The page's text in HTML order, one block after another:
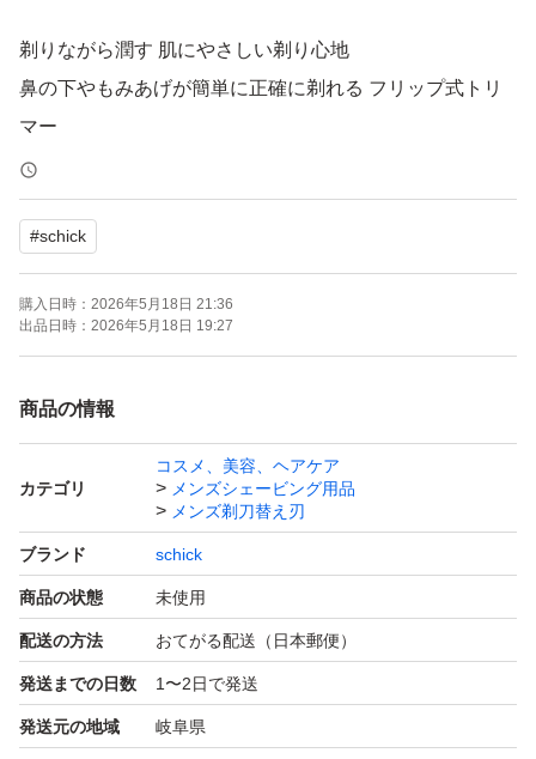
剃りながら潤す 肌にやさしい剃り心地
鼻の下やもみあげが簡単に正確に剃れる フリップ式トリ
マー
肌への刺激を軽減 ココナッツオイル配合 ヒアルロン酸も
配合
●あなたの肌と剃り方にカスタマイズされた剃り味
●肌の質と剃り方は、ひとりひとり違う。
●剃り方にあわせて肌にかかる力を自動調整する衝撃吸収
テクノロジー。
力を加えてくれる独自機能。肌に密着しながら適度な刃圧
を維持し剃り心地の快さを最大化。密着剃りで、よりよい
剃り味を実現。
簡易包装の上発送いたします。
画像の台紙は商品に含みません。
ご理解ご了承の上ご購入お願いいたします。
#schick
購入日時： 2026年5月18日 21:36
出品日時： 2026年5月18日 19:27
商品の情報
カテゴリ
コスメ、美容、ヘアケア
メンズシェービング用品
メンズ剃刀替え刃
ブランド schick
商品の状態 未使用
配送の方法 おてがる配送（日本郵便）
発送までの日数 1〜2日で発送
発送元の地域 岐阜県